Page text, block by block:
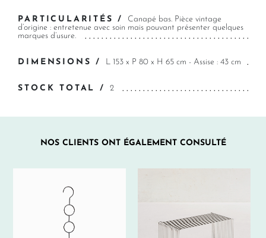
PARTICULARITÉS / Canapé bas. Pièce vintage
d’origine : entretenue avec soin mais pouvant présenter quelques
marques d’usure.
DIMENSIONS / L 153 x P 80 x H 65 cm - Assise : 43 cm
STOCK TOTAL / 2
NOS CLIENTS ONT ÉGALEMENT CONSULTÉ